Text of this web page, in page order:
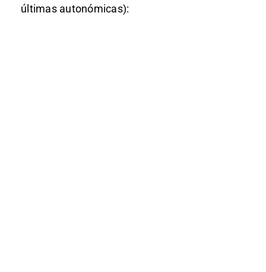
últimas autonómicas):